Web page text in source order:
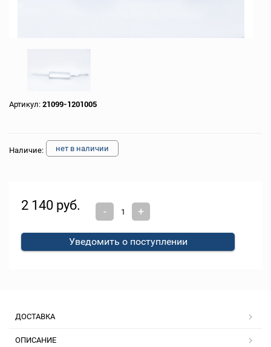
Артикул: 21099-1201005
Наличие: нет в наличии
2 140 руб. - +
Уведомить о поступлении
ДОСТАВКА
ОПИСАНИЕ